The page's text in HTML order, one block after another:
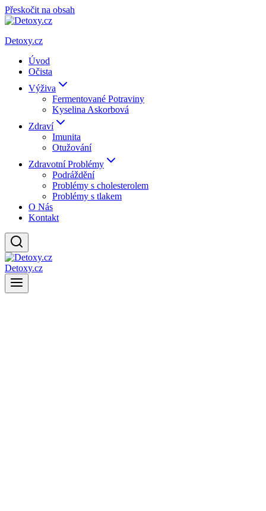
Přeskočit na obsah
Detoxy.cz
Úvod
Očista
Výživa
Fermentované Potraviny
Kyselina Askorbová
Zdraví
Imunita
Otužování
Zdravotní Problémy
Podráždění
Problémy s cholesterolem
Problémy s tlakem
O Nás
Kontakt
Detoxy.cz